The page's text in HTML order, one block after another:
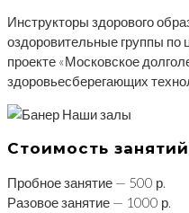
Инструкторы здорового
оздоровительные группы по
проекте «Московское
здоровьесберегающих
Стоимость
Пробное занятие — 500 р.
Разовое занятие — 1000 р.